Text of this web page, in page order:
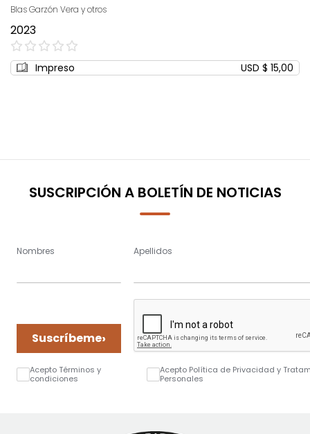
Blas Garzón Vera y otros
2023
0%
Impreso USD $ 15,00
SUSCRIPCIÓN A BOLETÍN DE NOTICIAS
Nombres Apellidos
Suscríbeme›
Acepto Términos y
condiciones
Acepto Política de Privacidad y
Personales